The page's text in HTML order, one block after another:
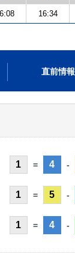
16:34
直前情報
1 = 4 -
1 = 5 -
1 = 4 -